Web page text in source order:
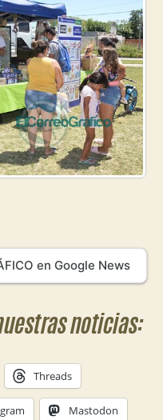
en Google News
noticias:
Threads
Mastodon